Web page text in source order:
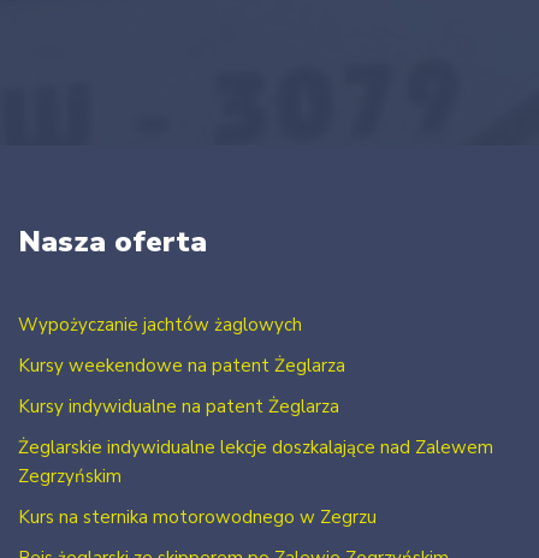
Nasza oferta
Wypożyczanie jachtów żaglowych
Kursy weekendowe na patent Żeglarza
Kursy indywidualne na patent Żeglarza
Żeglarskie indywidualne lekcje doszkalające nad Zalewem
Zegrzyńskim
Kurs na sternika motorowodnego w Zegrzu